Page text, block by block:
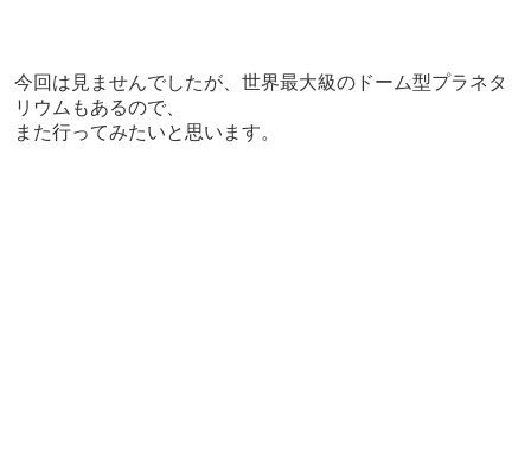
今回は見ませんでしたが、世界最大級のドーム型プラネタ
リウムもあるので、
また行ってみたいと思います。